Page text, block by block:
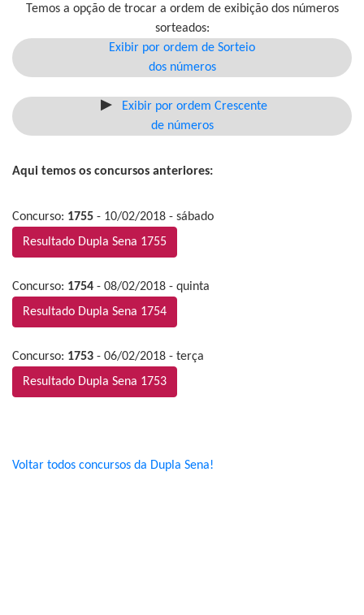
Temos a opção de trocar a ordem de exibição dos números
sorteados:
Exibir por ordem de Sorteio
dos números
Exibir por ordem Crescente
de números
Aqui temos os concursos anteriores:
Concurso: 1755 - 10/02/2018 - sábado
Resultado Dupla Sena 1755
Concurso: 1754 - 08/02/2018 - quinta
Resultado Dupla Sena 1754
Concurso: 1753 - 06/02/2018 - terça
Resultado Dupla Sena 1753
Voltar todos concursos da Dupla Sena!